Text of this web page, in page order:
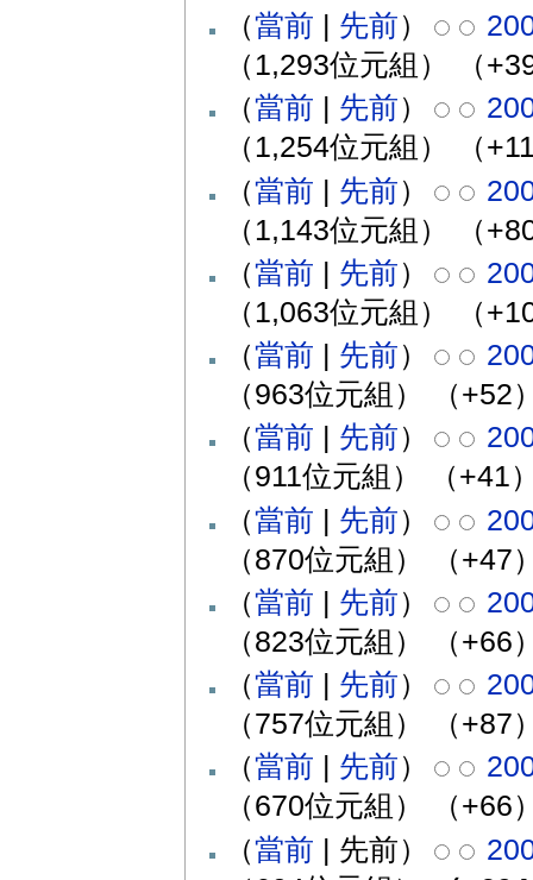
（當前 | 先前）
（1,293位元組）
（
（當前 | 先前）
（1,254位元組）
（
（當前 | 先前）
（1,143位元組）
（
（當前 | 先前）
（1,063位元組）
（
（當前 | 先前）
（963位元組）
（+52
（當前 | 先前）
（911位元組）
（+41
（當前 | 先前）
（870位元組）
（+47
（當前 | 先前）
（823位元組）
（+66
（當前 | 先前）
（757位元組）
（+87
（當前 | 先前）
（670位元組）
（+66
（當前 | 先前）